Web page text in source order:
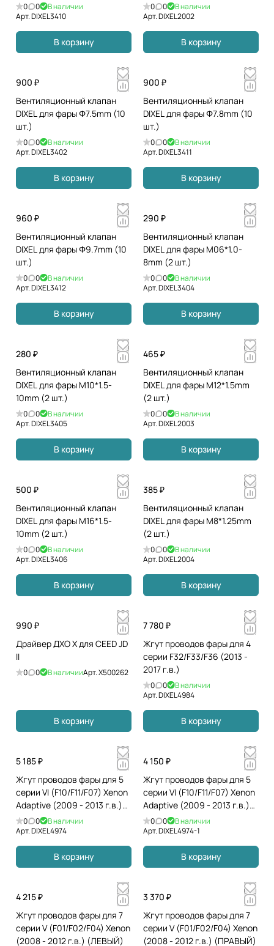
0 0
В наличии
Арт.DIXEL3410
В корзину
0 0
В наличии
Арт.DIXEL2002
В корзину
900 ₽
Вентиляционный клапан
DIXEL для фары Φ7.5mm (10
шт.)
0 0
В наличии
Арт.DIXEL3402
В корзину
900 ₽
Вентиляционный клапан
DIXEL для фары Φ7.8mm (10
шт.)
0 0
В наличии
Арт.DIXEL3411
В корзину
960 ₽
Вентиляционный клапан
DIXEL для фары Φ9.7mm (10
шт.)
0 0
В наличии
Арт.DIXEL3412
В корзину
290 ₽
Вентиляционный клапан
DIXEL для фары М06*1.0-
8mm (2 шт.)
0 0
В наличии
Арт.DIXEL3404
В корзину
280 ₽
Вентиляционный клапан
DIXEL для фары М10*1.5-
10mm (2 шт.)
0 0
В наличии
Арт.DIXEL3405
В корзину
465 ₽
Вентиляционный клапан
DIXEL для фары М12*1.5mm
(2 шт.)
0 0
В наличии
Арт.DIXEL2003
В корзину
500 ₽
Вентиляционный клапан
DIXEL для фары М16*1.5-
10mm (2 шт.)
0 0
В наличии
Арт.DIXEL3406
В корзину
385 ₽
Вентиляционный клапан
DIXEL для фары М8*1.25mm
(2 шт.)
0 0
В наличии
Арт.DIXEL2004
В корзину
990 ₽
Драйвер ДХО X для CEED JD
II
0 0 В наличииАрт.X500262
В корзину
7 780 ₽
Жгут проводов фары для 4
серии F32/F33/F36 (2013 -
2017 г.в.)
0 0
В наличии
Арт.DIXEL4984
В корзину
5 185 ₽
Жгут проводов фары для 5
серии VI (F10/F11/F07) Xenon
Adaptive (2009 - 2013 г.в.)
(ЛЕВЫЙ)
0 0
В наличии
Арт.DIXEL4974
В корзину
4 150 ₽
Жгут проводов фары для 5
серии VI (F10/F11/F07) Xenon
Adaptive (2009 - 2013 г.в.)
(ПРАВЫЙ)
0 0
В наличии
Арт.DIXEL4974-1
В корзину
4 215 ₽
Жгут проводов фары для 7
серии V (F01/F02/F04) Xenon
(2008 - 2012 г.в.) (ЛЕВЫЙ)
3 370 ₽
Жгут проводов фары для 7
серии V (F01/F02/F04) Xenon
(2008 - 2012 г.в.) (ПРАВЫЙ)